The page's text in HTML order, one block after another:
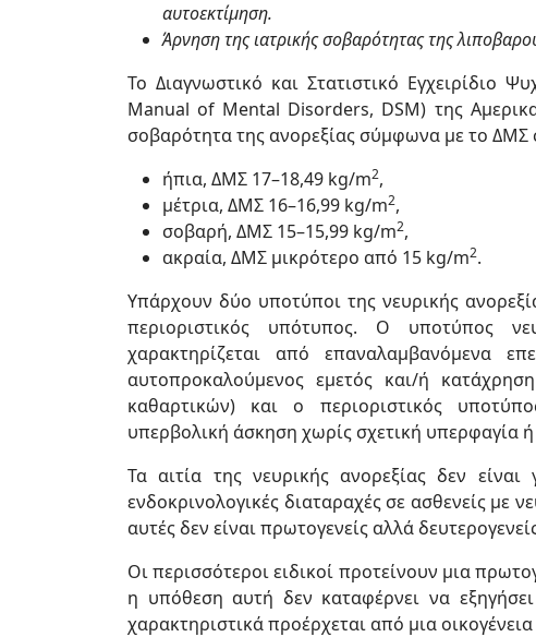
αυτοεκτίμηση.
Άρνηση της ιατρικής σοβαρότητας της
Το Διαγνωστικό και Στατιστικό Εγχειρίδιο
Manual of Mental Disorders, DSM) της
σοβαρότητα της ανορεξίας σύμφωνα με το ΔΜΣ
ήπια, ΔΜΣ 17–18,49 kg/m2,
μέτρια, ΔΜΣ 16–16,99 kg/m2,
σοβαρή, ΔΜΣ 15–15,99 kg/m2,
ακραία, ΔΜΣ μικρότερο από 15 kg/m2.
Υπάρχουν δύο υποτύποι της νευρικής
περιοριστικός υπότυπος. Ο υποτύπος
χαρακτηρίζεται από επαναλαμβανόμενα
αυτοπροκαλούμενος εμετός και/ή
καθαρτικών) και ο περιοριστικός
υπερβολική άσκηση χωρίς σχετική υπερφαγία
Τα αιτία της νευρικής ανορεξίας δεν
ενδοκρινολογικές διαταραχές σε ασθενείς με
αυτές δεν είναι πρωτογενείς αλλά
Οι περισσότεροι ειδικοί προτείνουν μια
η υπόθεση αυτή δεν καταφέρνει να
χαρακτηριστικά προέρχεται από μια